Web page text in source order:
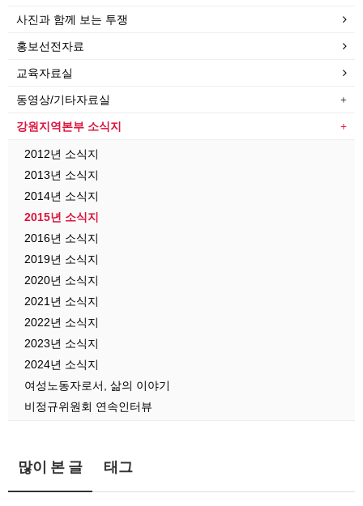
사진과 함께 보는 투쟁
홍보선전자료
교육자료실
동영상/기타자료실
강원지역본부 소식지
2012년 소식지
2013년 소식지
2014년 소식지
2015년 소식지
2016년 소식지
2019년 소식지
2020년 소식지
2021년 소식지
2022년 소식지
2023년 소식지
2024년 소식지
여성노동자로서, 삶의 이야기
비정규위원회 연속인터뷰
많이 본 글 태그